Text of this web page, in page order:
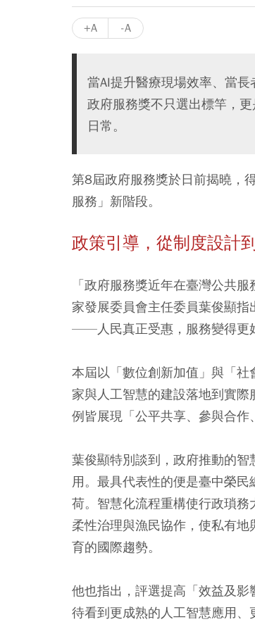
+A -A
當AI提升醫療現場效率、當
政府服務獎不只選出標竿，
日常。
第8屆政府服務獎於日前揭曉，
服務」新階段。
政策引導，從制度設計
「政府服務獎近年在臺灣公共
家發展委員會主任委員葉俊顯
——人民真正受惠，服務變得更
本屆以「數位創新加值」與「
家與人工智慧的建設落地到實
例皆展現「公平共享、參與合作
葉俊顯特別談到，政府推動的
用。最具代表性的便是臺中榮
荷。智慧化流程重構使行政瑣
柔性治理與漁民協作，使私有
育的國際趨勢。
他也指出，評選提高「效益及
待看到更成熟的人工智慧應用、